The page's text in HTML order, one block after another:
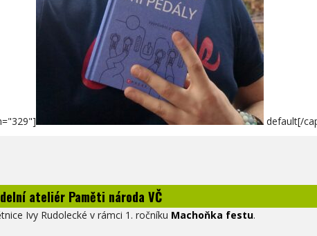
default[/
ateliér Paměti národa VČ
Ivy Rudolecké v rámci 1. ročníku Machoňka festu.